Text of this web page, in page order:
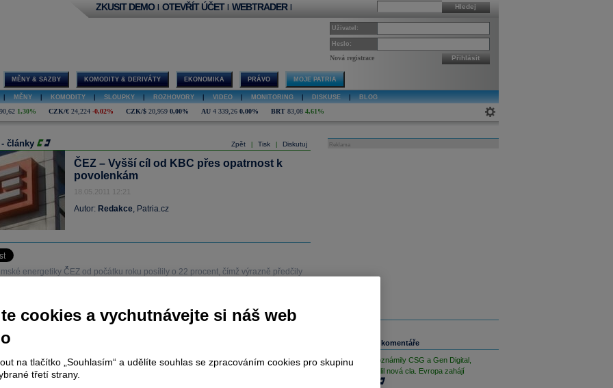
Hledej
ZKUSIT DEMO | OTEVŘÍT ÚČET | WEBTRADER |
Uživatel:
Heslo:
Nová registrace Přihlásit
MĚNY & SAZBY KOMODITY & DERIVÁTY EKONOMIKA PRÁVO MOJE PATRIA
MĚNY KOMODITY SLOUPKY ROZHOVORY VIDEO MONITORING DISKUSE BLOG
1,30% CZK/€ 24,224 -0,02% CZK/$ 20,959 0,00% AU 4 339,26 0,00% BRT 83,08 4,61%
Zpět Tisk Diskutuj
- články
ČEZ – Vyšší cíl od KBC přes opatrnost k
povolenkám
18.05.2011 12:21
Autor: Redakce, Patria.cz
energetiky ČEZ od počátku roku posílily o 22 procent, čímž výrazně předčily
článku je dostupné jen klientům placených služeb
služeb, potom je nutné sePřihlásit.
Reklama
Související komentáře
Výsledky oznámily CSG a Gen Digital,
Trump uvalil nová cla. Evropa zahájí
cookies a vychutnávejte si náš web
na tlačítko „Souhlasím“ a udělíte souhlas se zpracováním cookies pro skupinu
třetí strany.